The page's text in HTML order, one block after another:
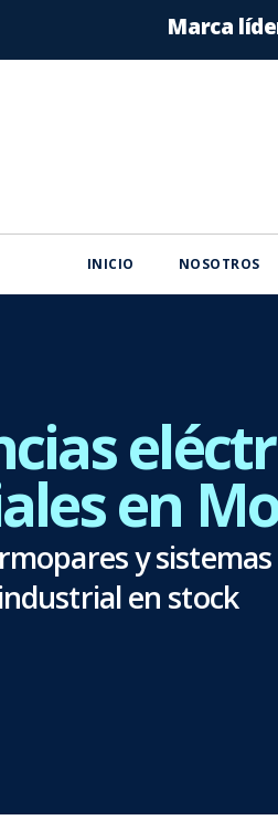
Marca
INICIO NOSOTROS
en
y sistemas
en stock